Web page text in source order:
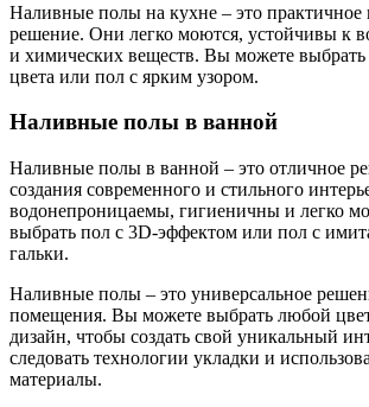
Наливные полы на кухне – это практичное
решение. Они легко моются, устойчивы к
и химических веществ. Вы можете выбрать
цвета или пол с ярким узором.
Наливные полы в ванной
Наливные полы в ванной – это отличное
создания современного и стильного
водонепроницаемы, гигиеничны и легко
выбрать пол с 3D-эффектом или пол с
гальки.
Наливные полы – это универсальное
помещения. Вы можете выбрать любой
дизайн, чтобы создать свой уникальный
следовать технологии укладки и
материалы.